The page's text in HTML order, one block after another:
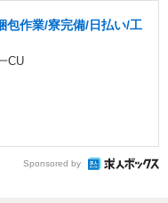
包作業/寮完備/日払い/工
CU
Sponsored by